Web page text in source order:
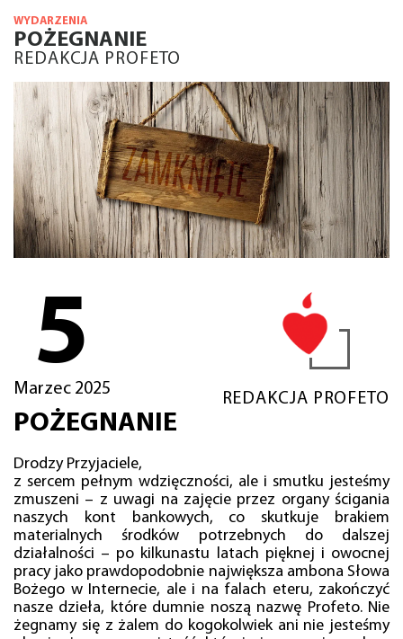
WYDARZENIA
POŻEGNANIE
REDAKCJA PROFETO
5
Marzec 2025
REDAKCJA PROFETO
POŻEGNANIE
Drodzy Przyjaciele,
z sercem pełnym wdzięczności, ale i smutku jesteśmy
zmuszeni – z uwagi na zajęcie przez organy ścigania
naszych kont bankowych, co skutkuje brakiem
materialnych środków potrzebnych do dalszej
działalności – po kilkunastu latach pięknej i owocnej
pracy jako prawdopodobnie największa ambona Słowa
Bożego w Internecie, ale i na falach eteru, zakończyć
nasze dzieła, które dumnie noszą nazwę Profeto. Nie
żegnamy się z żalem do kogokolwiek ani nie jesteśmy